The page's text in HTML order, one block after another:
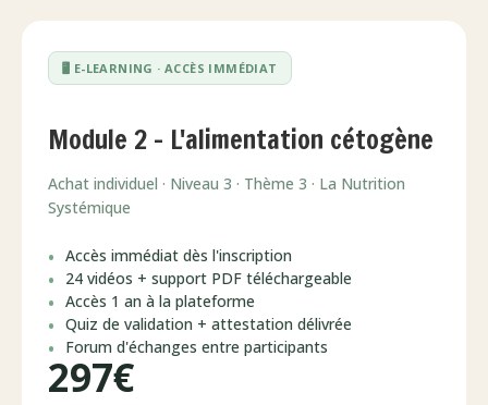
🖥️ E-LEARNING · ACCÈS IMMÉDIAT
Module 2 – L'alimentation cétogène
Achat individuel · Niveau 3 · Thème 3 · La Nutrition
Systémique
Accès immédiat dès l'inscription
24 vidéos + support PDF téléchargeable
Accès 1 an à la plateforme
Quiz de validation + attestation délivrée
Forum d'échanges entre participants
297€